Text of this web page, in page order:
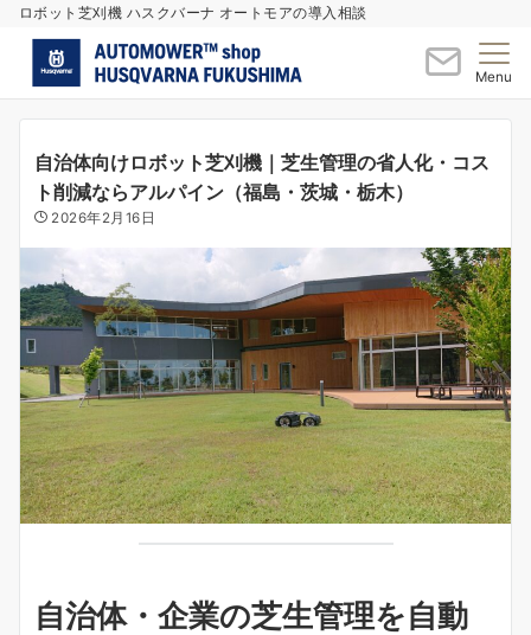
ロボット芝刈機 ハスクバーナ オートモアの導入相談
Menu
自治体向けロボット芝刈機｜芝生管理の省人化・コス
ト削減ならアルパイン（福島・茨城・栃木）
2026年2月16日
自治体・企業の芝生管理を自動